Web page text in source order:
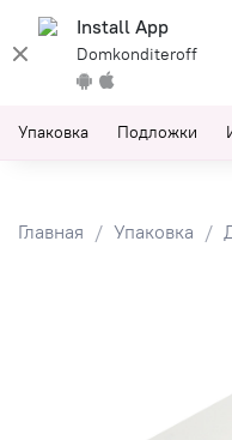
Install App
Domkonditeroff
Упаковка Подложки
Главная Упаковка